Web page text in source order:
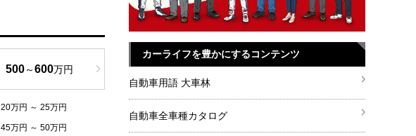
500～600万円
20万円 ～ 25万円
45万円 ～ 50万円
カーライフを豊かにするコンテンツ
自動車用語 大車林
自動車全車種カタログ